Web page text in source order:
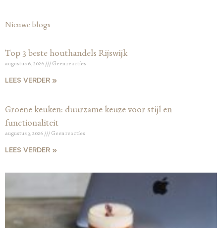
Nieuwe blogs
Top 3 beste houthandels Rijswijk
augustus 6, 2026 Geen reacties
LEES VERDER »
Groene keuken: duurzame keuze voor stijl en
functionaliteit
augustus 3, 2026 Geen reacties
LEES VERDER »